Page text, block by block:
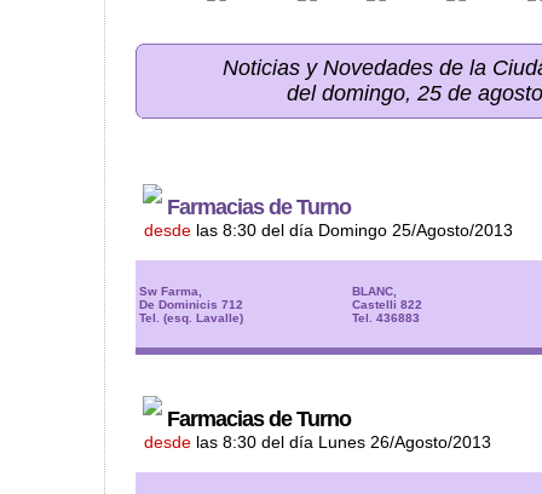
Noticias y Novedades de la
del domingo, 25 de
Farmacias de Turno
desde las 8:30 del día Domingo 25/Agosto/2013
Sw Farma,
De Dominicis 712
Tel. (esq. Lavalle)
BLANC,
Castelli 822
Tel. 436883
Farmacias de Turno
desde las 8:30 del día Lunes 26/Agosto/2013